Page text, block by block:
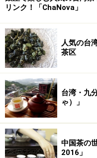
簡単に言ってしまうと
カテキンの１種、エピ
ガレート（
ルギー成分のストリク
のいわゆる「アレルギ
ということです。
メチル化カテキン の含
えられています。
す。
リンク！「ChaNova」
人気の台
茶区
台湾・九
ゃ）」
中国茶の
2016」